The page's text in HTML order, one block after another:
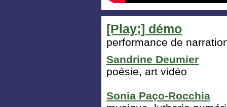
[Play;] démo
performance de
Sandrine Deumier
poésie, art vidéo
Sonia Paço-Rocchia